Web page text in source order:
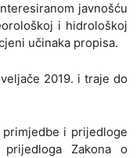
javnošću
i hidrološkoj
učinaka propisa.
2019. i traje do
i prijedloge
Zakona o